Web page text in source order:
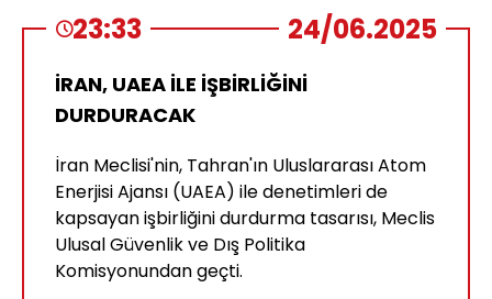
23:33 24/06.2025
İRAN, UAEA İLE İŞBİRLİĞİNİ
DURDURACAK
İran Meclisi'nin, Tahran'ın Uluslararası Atom
Enerjisi Ajansı (UAEA) ile denetimleri de
kapsayan işbirliğini durdurma tasarısı, Meclis
Ulusal Güvenlik ve Dış Politika
Komisyonundan geçti.